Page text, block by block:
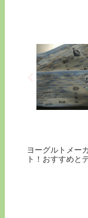
ヨーグルトメー
ト！おすすめと